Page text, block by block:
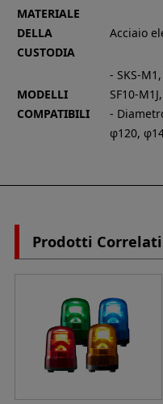
MATERIALE
DELLA
CUSTODIA
Acciaio
MODELLI
COMPATIBILI
- SKS-
SF10-
-
φ120,
Prodotti Correlati